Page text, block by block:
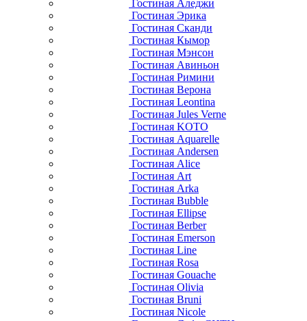
Гостиная Аледжи
Гостиная Эрика
Гостиная Сканди
Гостиная Кымор
Гостиная Мэнсон
Гостиная Авиньон
Гостиная Римини
Гостиная Верона
Гостиная Leontina
Гостиная Jules Verne
Гостиная KOTO
Гостиная Aquarelle
Гостиная Andersen
Гостиная Alice
Гостиная Art
Гостиная Arka
Гостиная Bubble
Гостиная Ellipse
Гостиная Berber
Гостиная Emerson
Гостиная Line
Гостиная Rosa
Гостиная Gouache
Гостиная Olivia
Гостиная Bruni
Гостиная Nicole